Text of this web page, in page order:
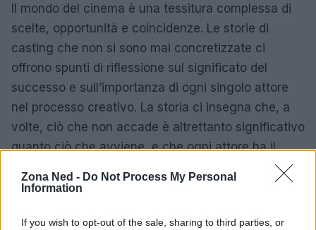
Zona Ned - Do Not Process My Personal
Information
If you wish to opt-out of the sale, sharing to third parties, or
Il mondo del cinema è una tessitura complessa di
scelte, opportunità e coincidenze. Le storie di
casting che non si sono mai concretizzate ci
offrono spunti di riflessione sul significato del
successo e sull’importanza di ogni singolo attore
nel processo creativo. La storia ci insegna che, a
volte, ciò che non accade è altrettanto significativo
quanto ciò che avviene, e che ogni attore ha il
potere di trasformare un copione in un capolavoro.
come Anthony Hopkins, non dimentichiamo le